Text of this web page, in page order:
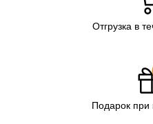
Отгрузка в
Подарок при